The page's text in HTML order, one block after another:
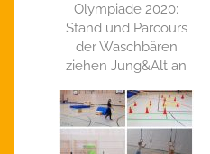
Olympiade 2020:
Stand und Parcours
der Waschbären
ziehen Jung&Alt an